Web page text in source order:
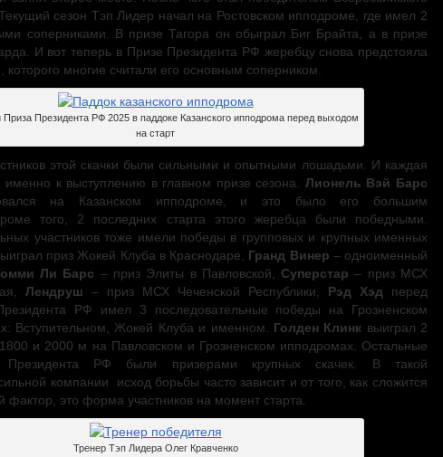
сезон Тэп Лидер начал на Ростовском ипподроме, где имел 2
соперниками. В призе Тагора он обыграл Биг Брайта, а в призе
И вот теперь в Призе Президента РФ жеребцу снова предстояла
которого многие считали его основным соперником.
Приза Президента РФ 2025 в паддоке Казанского ипподрома перед выходом
на старт
этой скачки были сильными и опытными лошадьми. И каждая
именно к выступлению в главном призе сезона. Лионель Вэй Барс
на Казанском ипподроме, и это было его большим
того, 2 последних старта этого жеребца были победными.
участников тоже имели победы в групповых и крупных именных
приз Жокей Клуба в Краснодаре, Гранд Винер – одноименный
Ли Барс – приз Элиты в Павловской, Суперстар – приз МСХ
Лендруш – приз МСХ Чеченской Республики, Рэд Хэд перед
РФ имел 3 последовательные победы на Грозненском
Вступительном, Жокей Клуба и именном. Голден Клинк выиграл 2
и 2000 м на Павловском и Грозненском ипподромах. Остальные
Президента РФ были призерами крупных скачек. В такой
компании исход борьбы часто зависит и от того, как сложится
фактор, это форма участников на момент старта.
Тренер Тэп Лидера Олег Кравченко